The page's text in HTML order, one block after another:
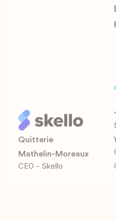
Quitterie
Mathelin-Moreaux
CEO - Skello